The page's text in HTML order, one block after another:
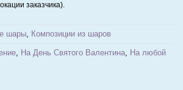
заказчика).
шары, Композиции из шаров
, На День Святого Валентина, На любой